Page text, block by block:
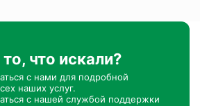
что искали?
с нами для подробной
наших услуг.
с нашей службой поддержки